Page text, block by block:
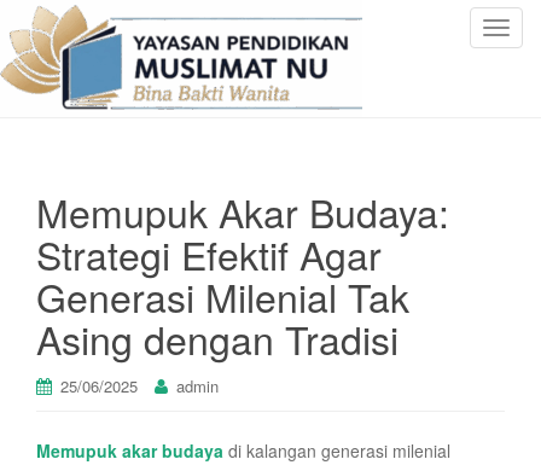
T
Memupuk Akar Budaya:
Strategi Efektif Agar
Generasi Milenial Tak
Asing dengan Tradisi
25/06/2025 admin
Memupuk akar budaya di kalangan generasi milenial